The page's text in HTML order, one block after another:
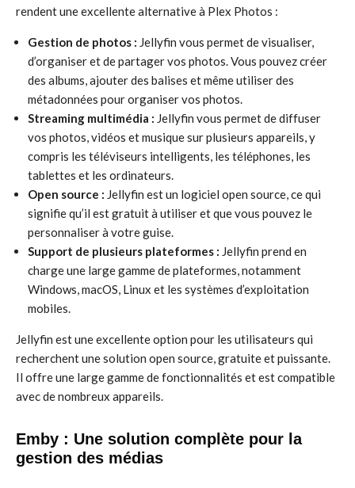
rendent une excellente alternative à Plex Photos :
Gestion de photos : Jellyfin vous permet de visualiser,
d’organiser et de partager vos photos. Vous pouvez créer
des albums, ajouter des balises et même utiliser des
métadonnées pour organiser vos photos.
Streaming multimédia : Jellyfin vous permet de diffuser
vos photos, vidéos et musique sur plusieurs appareils, y
compris les téléviseurs intelligents, les téléphones, les
tablettes et les ordinateurs.
Open source : Jellyfin est un logiciel open source, ce qui
signifie qu’il est gratuit à utiliser et que vous pouvez le
personnaliser à votre guise.
Support de plusieurs plateformes : Jellyfin prend en
charge une large gamme de plateformes, notamment
Windows, macOS, Linux et les systèmes d’exploitation
mobiles.
Jellyfin est une excellente option pour les utilisateurs qui
recherchent une solution open source, gratuite et puissante.
Il offre une large gamme de fonctionnalités et est compatible
avec de nombreux appareils.
Emby : Une solution complète pour la
gestion des médias